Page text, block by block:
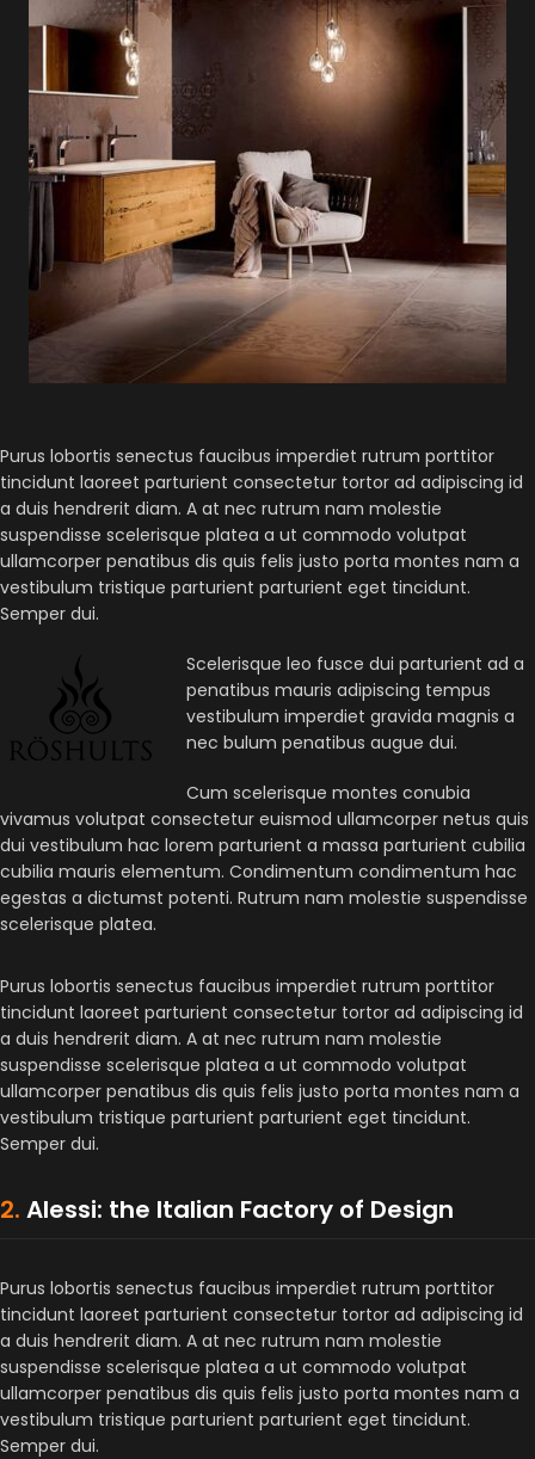
Purus lobortis senectus faucibus imperdiet rutrum porttitor
tincidunt laoreet parturient consectetur tortor ad adipiscing id
a duis hendrerit diam. A at nec rutrum nam molestie
suspendisse scelerisque platea a ut commodo volutpat
ullamcorper penatibus dis quis felis justo porta montes nam a
vestibulum tristique parturient parturient eget tincidunt.
Semper dui.
Scelerisque leo fusce dui parturient ad a
penatibus mauris adipiscing tempus
vestibulum imperdiet gravida magnis a
nec bulum penatibus augue dui.
Cum scelerisque montes conubia
vivamus volutpat consectetur euismod ullamcorper netus quis
dui vestibulum hac lorem parturient a massa parturient cubilia
cubilia mauris elementum. Condimentum condimentum hac
egestas a dictumst potenti. Rutrum nam molestie suspendisse
scelerisque platea.
Purus lobortis senectus faucibus imperdiet rutrum porttitor
tincidunt laoreet parturient consectetur tortor ad adipiscing id
a duis hendrerit diam. A at nec rutrum nam molestie
suspendisse scelerisque platea a ut commodo volutpat
ullamcorper penatibus dis quis felis justo porta montes nam a
vestibulum tristique parturient parturient eget tincidunt.
Semper dui.
2. Alessi: the Italian Factory of Design
Purus lobortis senectus faucibus imperdiet rutrum porttitor
tincidunt laoreet parturient consectetur tortor ad adipiscing id
a duis hendrerit diam. A at nec rutrum nam molestie
suspendisse scelerisque platea a ut commodo volutpat
ullamcorper penatibus dis quis felis justo porta montes nam a
vestibulum tristique parturient parturient eget tincidunt.
Semper dui.